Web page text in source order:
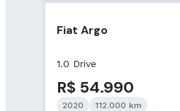
Fiat Argo
1.0 Drive
R$ 54.990
2020
112.000 km